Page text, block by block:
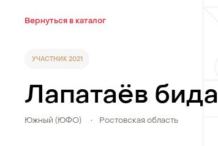
Вернуться в каталог
УЧАСТНИК 2021
Лапатаёв бида
Южный (ЮФО) • Ростовская область